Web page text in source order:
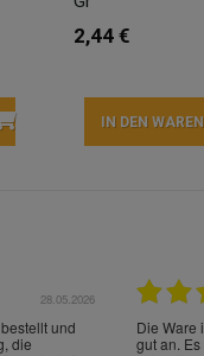
2,44 €
IN DEN
21.05.2026
Die
worden!